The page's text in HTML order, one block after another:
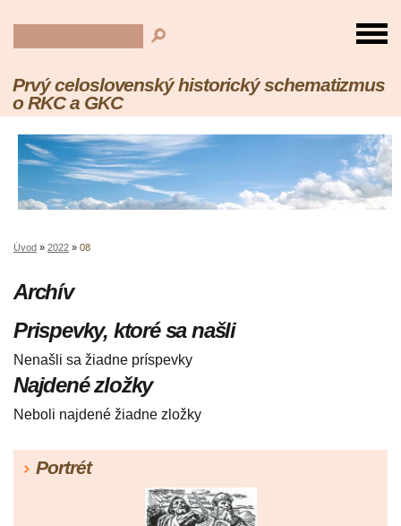
Prvý celoslovenský historický schematizmus
o RKC a GKC
Úvod » 2022 » 08
Archív
Prispevky, ktoré sa našli
Nenašli sa žiadne príspevky
Najdené zložky
Neboli najdené žiadne zložky
Portrét